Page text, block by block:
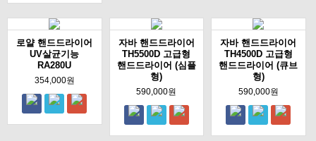
로얄 핸드드라이어
UV살균기능
RA280U
354,000원
자바 핸드드라이어
TH5500D 고급형
핸드드라이어 (심플
형)
590,000원
자바 핸드드라이어
TH4500D 고급형
핸드드라이어 (큐브
형)
590,000원